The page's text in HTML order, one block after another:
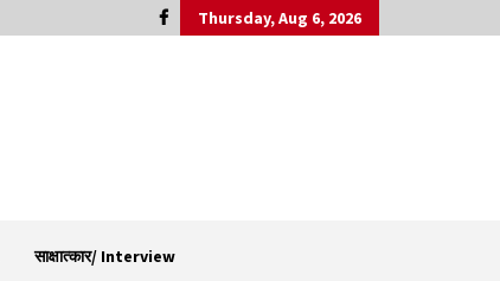
Thursday, Aug 6, 2026
साक्षात्कार/ Interview